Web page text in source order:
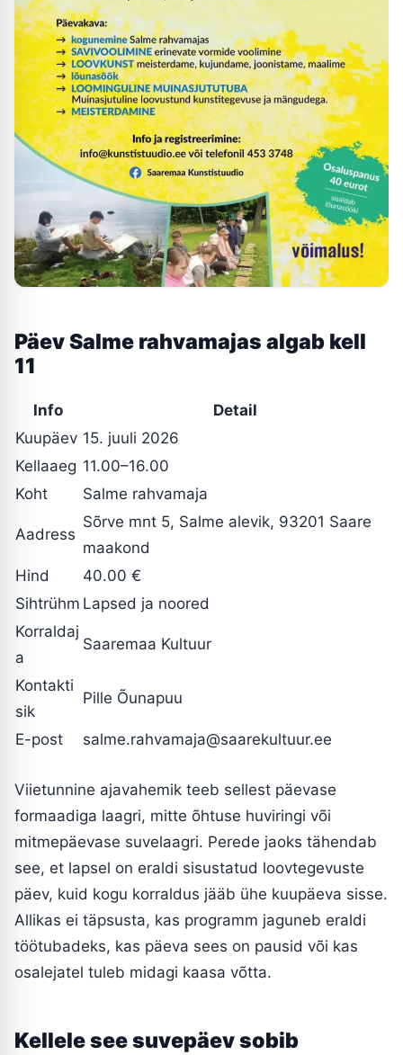
Päev Salme rahvamajas algab kell
11
Info
Detail
Kuupäev 15. juuli 2026
Kellaaeg 11.00–16.00
Koht
Salme rahvamaja
Aadress
Sõrve mnt 5, Salme alevik, 93201 Saare
maakond
Hind
40.00 €
Sihtrühm Lapsed ja noored
Korraldaj
a
Saaremaa Kultuur
Kontakti
sik
Pille Õunapuu
E-post salme.rahvamaja@saarekultuur.ee
Viietunnine ajavahemik teeb sellest päevase
formaadiga laagri, mitte õhtuse huviringi või
mitmepäevase suvelaagri. Perede jaoks tähendab
see, et lapsel on eraldi sisustatud loovtegevuste
päev, kuid kogu korraldus jääb ühe kuupäeva sisse.
Allikas ei täpsusta, kas programm jaguneb eraldi
töötubadeks, kas päeva sees on pausid või kas
osalejatel tuleb midagi kaasa võtta.
Kellele see suvepäev sobib